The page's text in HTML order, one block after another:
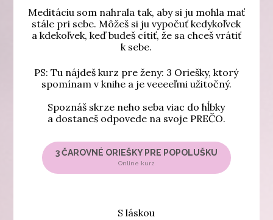
Meditáciu som nahrala tak, aby si ju mohla mať
stále pri sebe. Môžeš si ju vypočuť kedykoľvek
a kdekoľvek, keď budeš cítiť, že sa chceš vrátiť
k sebe.
PS: Tu nájdeš kurz pre ženy: 3 Oriešky, ktorý
spomínam v knihe a je veeeeľmi užitočný.
Spoznáš skrze neho seba viac do hĺbky
a dostaneš odpovede na svoje PREČO.
3 ČAROVNÉ ORIEŠKY PRE POPOLUŠKU
Online kurz
S láskou